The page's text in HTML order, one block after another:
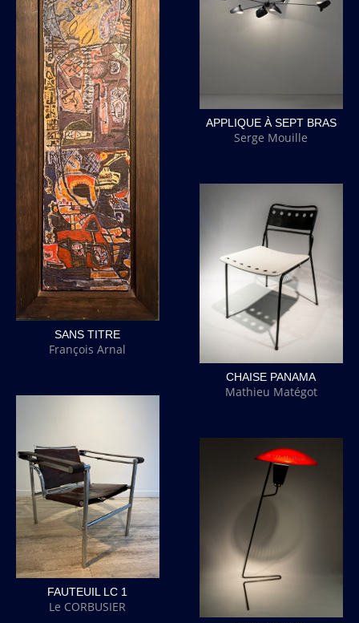
SANS TITRE
François Arnal
APPLIQUE À SEPT BRAS
Serge Mouille
CHAISE PANAMA
Mathieu Matégot
FAUTEUIL LC 1
Le CORBUSIER